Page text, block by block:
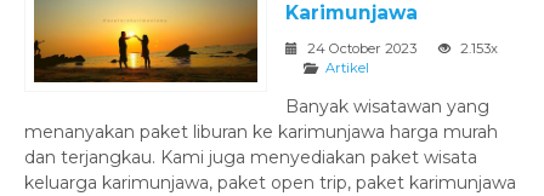
Karimunjawa
24 October 2023
2.153x
Artikel
Banyak wisatawan yang
menanyakan paket liburan ke karimunjawa harga murah
dan terjangkau. Kami juga menyediakan paket wisata
keluarga karimunjawa, paket open trip, paket karimunjawa